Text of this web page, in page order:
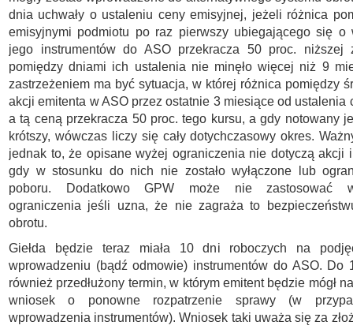
dnia uchwały o ustaleniu ceny emisyjnej, jeżeli różnica
emisyjnymi podmiotu po raz pierwszy ubiegającego się o
jego instrumentów do ASO przekracza 50 proc.
pomiędzy dniami ich ustalenia nie minęło więcej niż 9
zastrzeżeniem ma być sytuacja, w której różnica pomiędzy
akcji emitenta w ASO przez ostatnie 3 miesiące od ustalenia
a tą ceną przekracza 50 proc. tego kursu, a gdy notowany
krótszy, wówczas liczy się cały dotychczasowy okres.
jednak to, że opisane wyżej ograniczenia nie dotyczą akcji
gdy w stosunku do nich nie zostało wyłączone lub
poboru. Dodatkowo GPW może nie zastosować
ograniczenia jeśli uzna, że nie zagraża to
obrotu.
Giełda będzie teraz miała 10 dni roboczych na
wprowadzeniu (bądź odmowie) instrumentów do ASO. Do
również przedłużony termin, w którym emitent będzie mógł
wniosek o ponowne rozpatrzenie sprawy (w
wprowadzenia instrumentów). Wniosek taki uważa się za